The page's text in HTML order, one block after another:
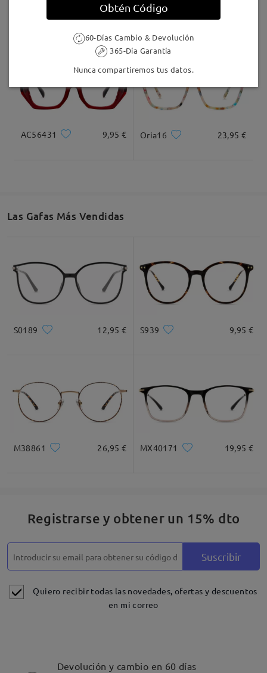
TR64861 24,95 € M45618
AC56431 9,95 € Oria16 23,95 €
Las Gafas Más Vendidas
S0189 12,95 € S939 9,95 €
M38861 26,95 € MX40171 19,95 €
Registrarse y obtener un 15% dto
Suscribir
Quiero recibir todas las novedades, ofertas y descuentos
en mi correo
Devolución y cambio en 60 días
Obtén Código
60-Días Cambio & Devolución
365-Día Garantía
Nunca compartiremos tus datos.